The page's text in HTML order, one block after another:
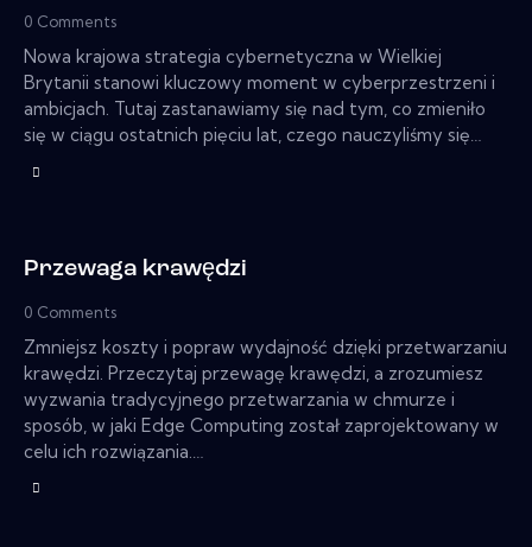
0 Comments
Nowa krajowa strategia cybernetyczna w Wielkiej
Brytanii stanowi kluczowy moment w cyberprzestrzeni i
ambicjach. Tutaj zastanawiamy się nad tym, co zmieniło
się w ciągu ostatnich pięciu lat, czego nauczyliśmy się…
Przewaga krawędzi
0 Comments
Zmniejsz koszty i popraw wydajność dzięki przetwarzaniu
krawędzi. Przeczytaj przewagę krawędzi, a zrozumiesz
wyzwania tradycyjnego przetwarzania w chmurze i
sposób, w jaki Edge Computing został zaprojektowany w
celu ich rozwiązania.…